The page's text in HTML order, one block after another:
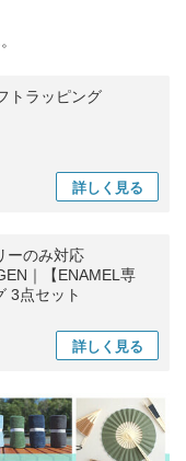
トラッピング
詳しく 見る
ーのみ対応
｜【ENAMEL専
3点セット
詳しく 見る